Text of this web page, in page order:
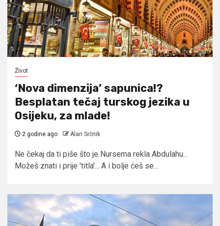
Život
‘Nova dimenzija’ sapunica!?
Besplatan tečaj turskog jezika u
Osijeku, za mlade!
2 godine ago Alan Srčnik
Ne čekaj da ti piše što je Nursema rekla Abdulahu...
Možeš znati i prije 'titla'... A i bolje ćeš se...